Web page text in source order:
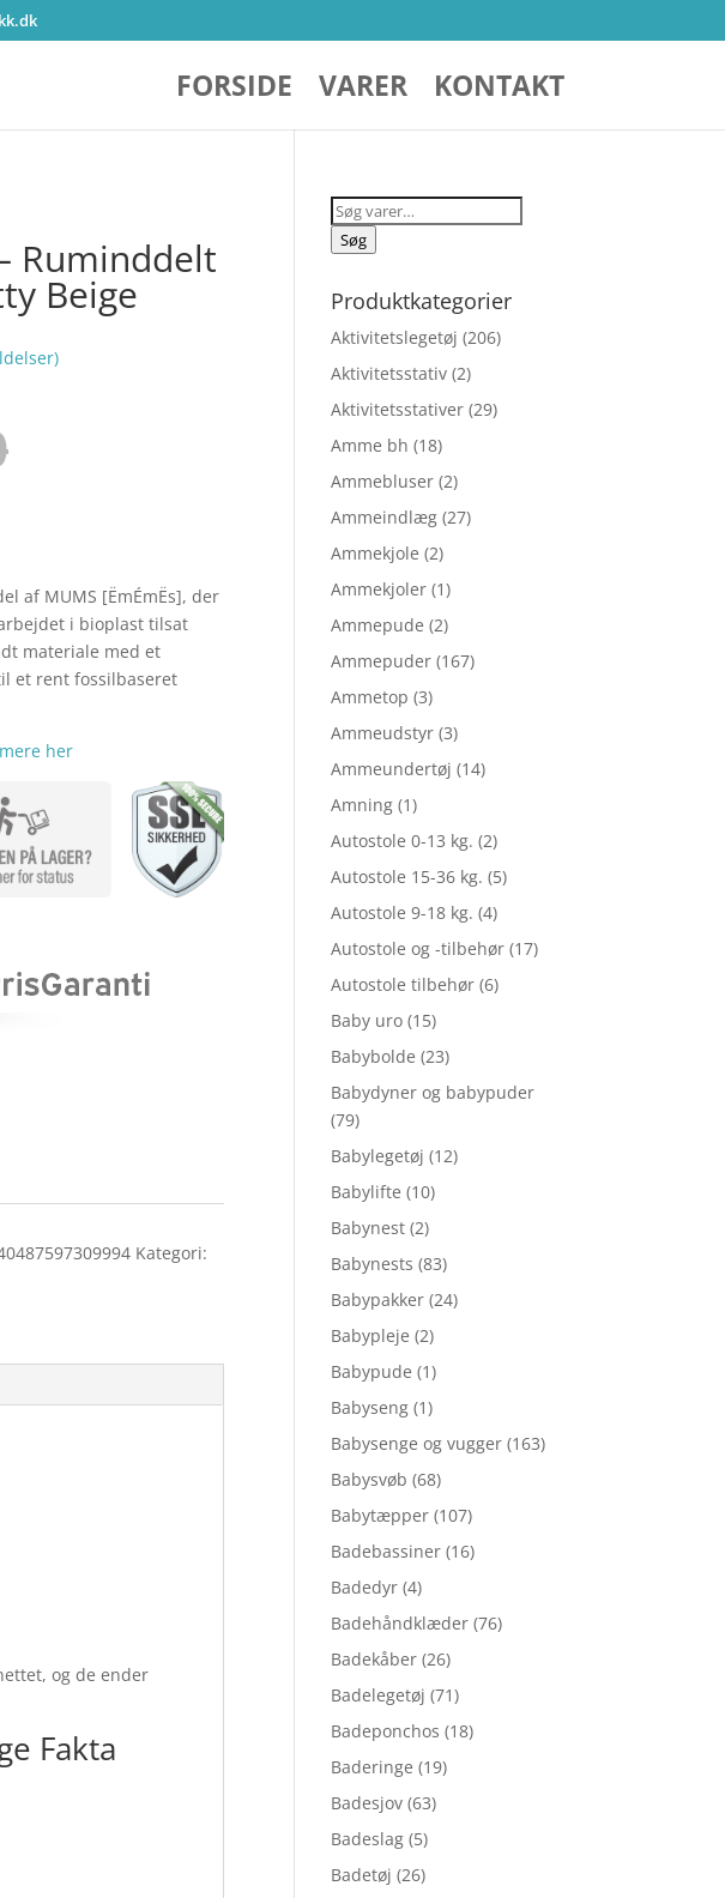
FORSIDE VARER KONTAKT
Ruminddelt
Beige
pris
kr. 109,00.
64,95.
MUMS [ËmÉmËs], der
i bioplast tilsat
materiale med et
et rent fossilbaseret
her
Kategori:
og de ender
Fakta
Søg
efter:
Søg
Produktkategorier
Aktivitetslegetøj (206)
Aktivitetsstativ (2)
Aktivitetsstativer (29)
Amme bh (18)
Ammebluser (2)
Ammeindlæg (27)
Ammekjole (2)
Ammekjoler (1)
Ammepude (2)
Ammepuder (167)
Ammetop (3)
Ammeudstyr (3)
Ammeundertøj (14)
Amning (1)
Autostole 0-13 kg. (2)
Autostole 15-36 kg. (5)
Autostole 9-18 kg. (4)
Autostole og -tilbehør (17)
Autostole tilbehør (6)
Baby uro (15)
Babybolde (23)
Babydyner og babypuder
(79)
Babylegetøj (12)
Babylifte (10)
Babynest (2)
Babynests (83)
Babypakker (24)
Babypleje (2)
Babypude (1)
Babyseng (1)
Babysenge og vugger (163)
Babysvøb (68)
Babytæpper (107)
Badebassiner (16)
Badedyr (4)
Badehåndklæder (76)
Badekåber (26)
Badelegetøj (71)
Badeponchos (18)
Baderinge (19)
Badesjov (63)
Badeslag (5)
Badetøj (26)